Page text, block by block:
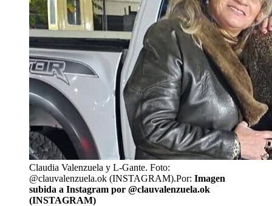
Claudia Valenzuela y L-Gante. Foto:
@clauvalenzuela.ok (INSTAGRAM).Por: Imagen
subida a Instagram por @clauvalenzuela.ok
(INSTAGRAM)